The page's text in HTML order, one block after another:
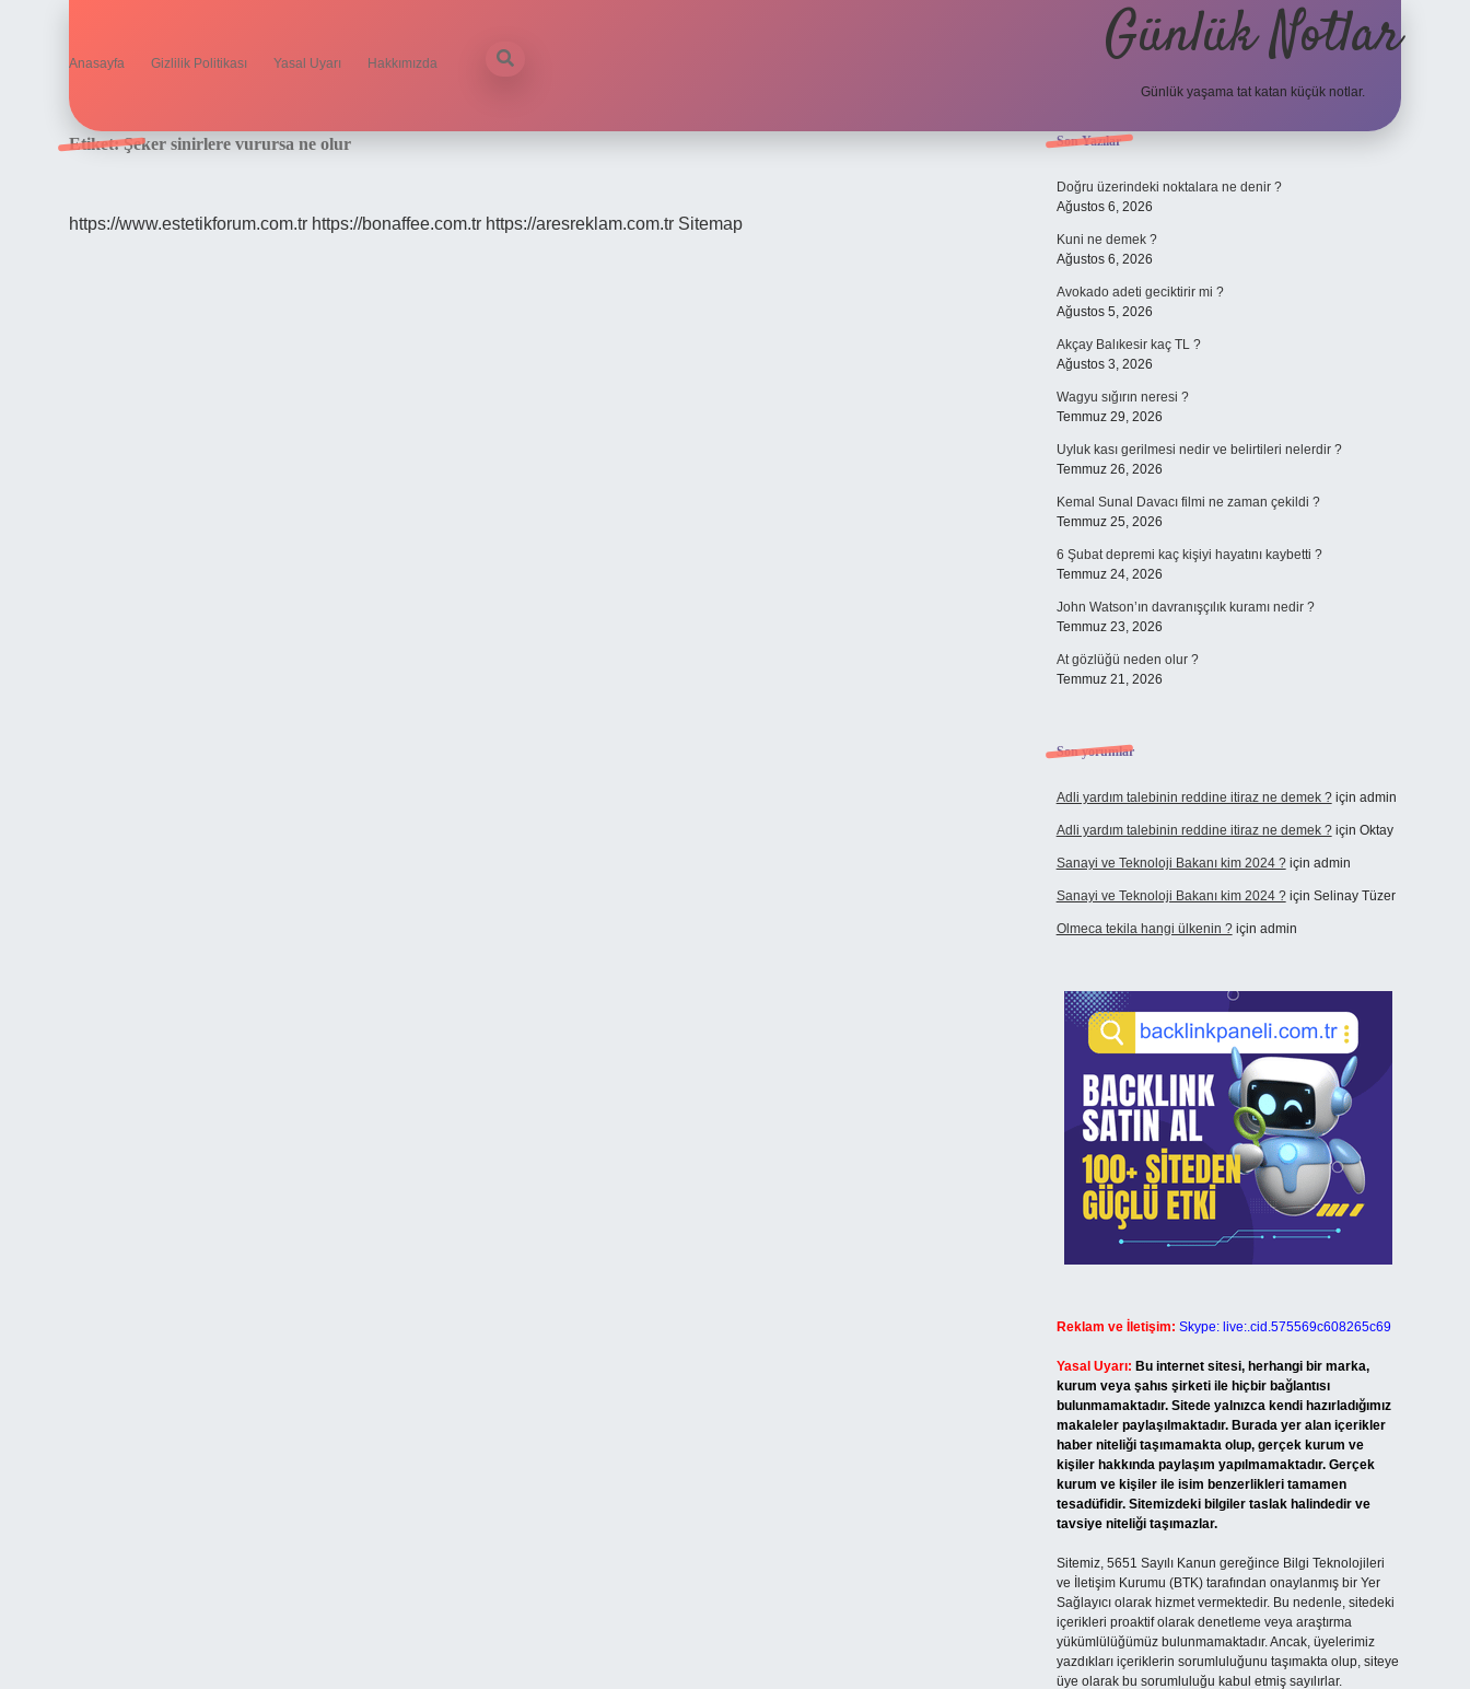
Anasayfa Gizlilik Politikası Yasal Uyarı Hakkımızda Günlük Notlar
Günlük yaşama tat katan küçük notlar.
Etiket:Şeker sinirlere vurursa ne olur
https://www.estetikforum.com.tr https://bonaffee.com.tr https://aresreklam.com.tr Sitemap
Sidebar
Son Yazılar
Doğru üzerindeki noktalara ne denir ?
Ağustos 6, 2026
Kuni ne demek ?
Ağustos 6, 2026
Avokado adeti geciktirir mi ?
Ağustos 5, 2026
Akçay Balıkesir kaç TL ?
Ağustos 3, 2026
Wagyu sığırın neresi ?
Temmuz 29, 2026
Uyluk kası gerilmesi nedir ve belirtileri nelerdir ?
Temmuz 26, 2026
Kemal Sunal Davacı filmi ne zaman çekildi ?
Temmuz 25, 2026
6 Şubat depremi kaç kişiyi hayatını kaybetti ?
Temmuz 24, 2026
John Watson’ın davranışçılık kuramı nedir ?
Temmuz 23, 2026
At gözlüğü neden olur ?
Temmuz 21, 2026
Son yorumlar
Adli yardım talebinin reddine itiraz ne demek ?için admin
Adli yardım talebinin reddine itiraz ne demek ?için Oktay
Sanayi ve Teknoloji Bakanı kim 2024 ?için admin
Sanayi ve Teknoloji Bakanı kim 2024 ?için Selinay Tüzer
Olmeca tekila hangi ülkenin ?için admin
Reklam ve İletişim: Skype: live:.cid.575569c608265c69
Yasal Uyarı: Bu internet sitesi, herhangi bir marka,
kurum veya şahıs şirketi ile hiçbir bağlantısı
bulunmamaktadır. Sitede yalnızca kendi hazırladığımız
makaleler paylaşılmaktadır. Burada yer alan içerikler
haber niteliği taşımamakta olup, gerçek kurum ve
kişiler hakkında paylaşım yapılmamaktadır. Gerçek
kurum ve kişiler ile isim benzerlikleri tamamen
tesadüfidir. Sitemizdeki bilgiler taslak halindedir ve
tavsiye niteliği taşımazlar.
Sitemiz, 5651 Sayılı Kanun gereğince Bilgi Teknolojileri
ve İletişim Kurumu (BTK) tarafından onaylanmış bir Yer
Sağlayıcı olarak hizmet vermektedir. Bu nedenle, sitedeki
içerikleri proaktif olarak denetleme veya araştırma
yükümlülüğümüz bulunmamaktadır. Ancak, üyelerimiz
yazdıkları içeriklerin sorumluluğunu taşımakta olup, siteye
üye olarak bu sorumluluğu kabul etmiş sayılırlar.